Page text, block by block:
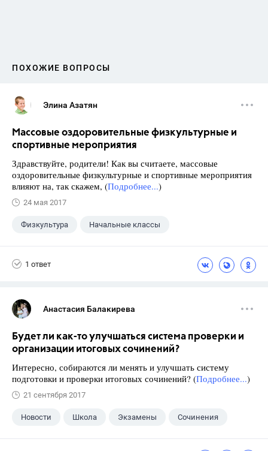
ПОХОЖИЕ ВОПРОСЫ
Элина Азатян
Массовые оздоровительные физкультурные и
спортивные мероприятия
Здравствуйте, родители! Как вы считаете, массовые
оздоровительные физкультурные и спортивные мероприятия
влияют на, так скажем, (Подробнее...)
24 мая 2017
Физкультура Начальные классы
1 ответ
Анастасия Балакирева
Будет ли как-то улучшаться система проверки и
организации итоговых сочинений?
Интересно, собираются ли менять и улучшать систему
подготовки и проверки итоговых сочинений? (Подробнее...)
21 сентября 2017
Новости Школа Экзамены Сочинения